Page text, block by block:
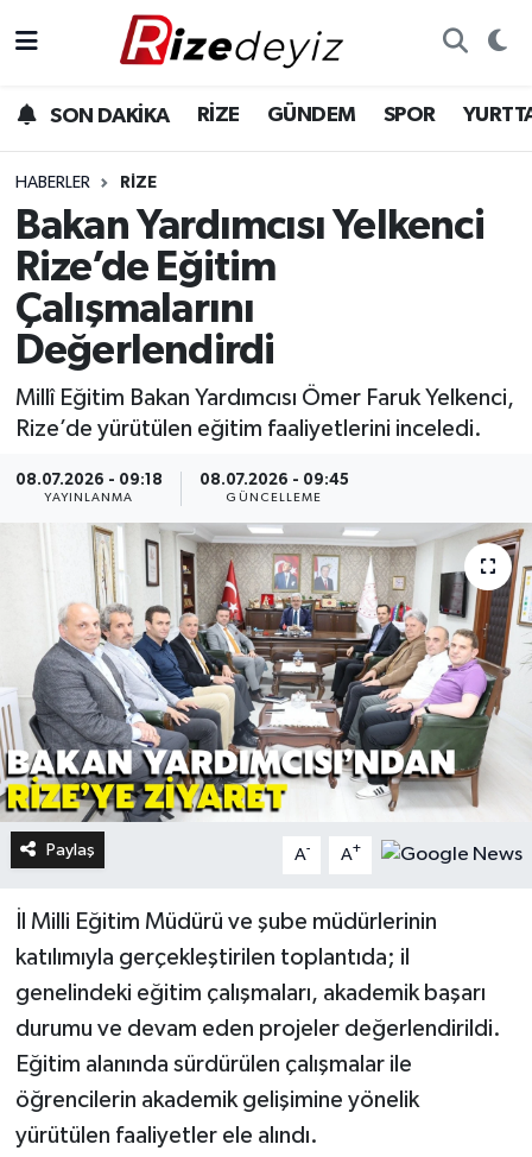
SON DAKİKA RİZE GÜNDEM SPOR
HABERLER RIZE
Bakan Yardımcısı Yelkenci
Rize’de Eğitim
Çalışmalarını
Değerlendirdi
Millî Eğitim Bakan Yardımcısı Ömer Faruk Yelkenci,
Rize’de yürütülen eğitim faaliyetlerini inceledi.
08.07.2026 - 09:18
YAYINLANMA
08.07.2026 - 09:45
GÜNCELLEME
Paylaş A- A+
İl Milli Eğitim Müdürü ve şube müdürlerinin
katılımıyla gerçekleştirilen toplantıda; il
genelindeki eğitim çalışmaları, akademik başarı
durumu ve devam eden projeler değerlendirildi.
Eğitim alanında sürdürülen çalışmalar ile
öğrencilerin akademik gelişimine yönelik
yürütülen faaliyetler ele alındı.
Gündem
Yurttan Haberler
Ekonomi
Teknoloji
Sağlık
Rize Hava Durumu
Rize Trafik Yoğunluk Haritası
Süper Lig Puan Durumu ve Fikstür
Tüm Manşetler
Son Dakika Haberleri